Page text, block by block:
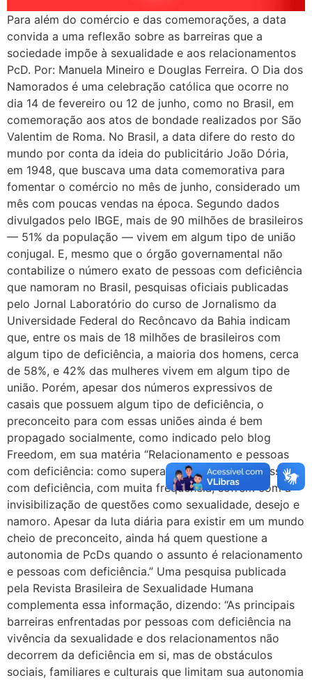
Para além do comércio e das comemorações, a data
convida a uma reflexão sobre as barreiras que a
sociedade impõe à sexualidade e aos relacionamentos
PcD. Por: Manuela Mineiro e Douglas Ferreira. O Dia dos
Namorados é uma celebração católica que ocorre no
dia 14 de fevereiro ou 12 de junho, como no Brasil, em
comemoração aos atos de bondade realizados por São
Valentim de Roma. No Brasil, a data difere do resto do
mundo por conta da ideia do publicitário João Dória,
em 1948, que buscava uma data comemorativa para
fomentar o comércio no mês de junho, considerado um
mês com poucas vendas na época. Segundo dados
divulgados pelo IBGE, mais de 90 milhões de brasileiros
— 51% da população — vivem em algum tipo de união
conjugal. E, mesmo que o órgão governamental não
contabilize o número exato de pessoas com deficiência
que namoram no Brasil, pesquisas oficiais publicadas
pelo Jornal Laboratório do curso de Jornalismo da
Universidade Federal do Recôncavo da Bahia indicam
que, entre os mais de 18 milhões de brasileiros com
algum tipo de deficiência, a maioria dos homens, cerca
de 58%, e 42% das mulheres vivem em algum tipo de
união. Porém, apesar dos números expressivos de
casais que possuem algum tipo de deficiência, o
preconceito para com essas uniões ainda é bem
propagado socialmente, como indicado pelo blog
Freedom, em sua matéria “Relacionamento e pessoas
com deficiência: como superar inseguranças”: “Pessoas
com deficiência, com muita frequência, sofrem com a
invisibilização de questões como sexualidade, desejo e
namoro. Apesar da luta diária para existir em um mundo
cheio de preconceito, ainda há quem questione a
autonomia de PcDs quando o assunto é relacionamento
e pessoas com deficiência.” Uma pesquisa publicada
pela Revista Brasileira de Sexualidade Humana
complementa essa informação, dizendo: “As principais
barreiras enfrentadas por pessoas com deficiência na
vivência da sexualidade e dos relacionamentos não
decorrem da deficiência em si, mas de obstáculos
sociais, familiares e culturais que limitam sua autonomia